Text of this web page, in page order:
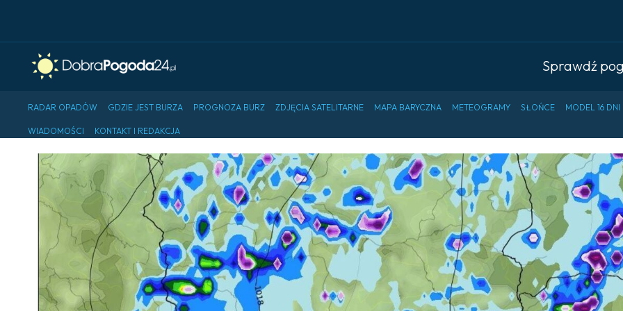
Sprawdź
RADAR OPADÓW GDZIE JEST BURZA PROGNOZA BURZ ZDJĘCIA SATELITARNE MAPA BARYCZNA METEOGRAMY SŁOŃCE MODEL 16 DNI
WIADOMOŚCI KONTAKT I REDAKCJA